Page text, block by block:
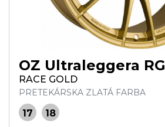
OZ Ultraleggera RG
RACE GOLD
PRETEKÁRSKA ZLATÁ FARBA
17 18